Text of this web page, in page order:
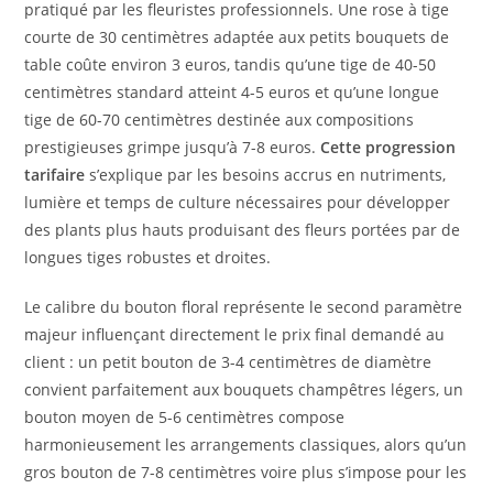
pratiqué par les fleuristes professionnels. Une rose à tige
courte de 30 centimètres adaptée aux petits bouquets de
table coûte environ 3 euros, tandis qu’une tige de 40-50
centimètres standard atteint 4-5 euros et qu’une longue
tige de 60-70 centimètres destinée aux compositions
prestigieuses grimpe jusqu’à 7-8 euros.Cette progression
tarifaire s’explique par les besoins accrus en nutriments,
lumière et temps de culture nécessaires pour développer
des plants plus hauts produisant des fleurs portées par de
longues tiges robustes et droites.
Le calibre du bouton floral représente le second paramètre
majeur influençant directement le prix final demandé au
client : un petit bouton de 3-4 centimètres de diamètre
convient parfaitement aux bouquets champêtres légers, un
bouton moyen de 5-6 centimètres compose
harmonieusement les arrangements classiques, alors qu’un
gros bouton de 7-8 centimètres voire plus s’impose pour les